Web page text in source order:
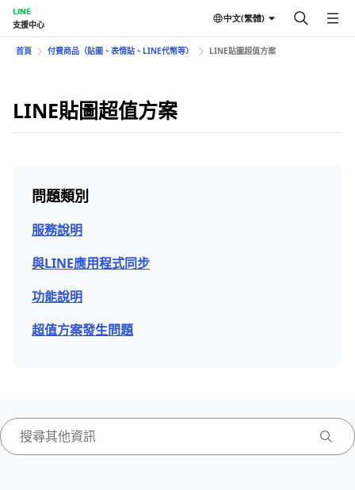
LINE
支援中心
中文(繁體)
首頁 付費商品（貼圖、表情貼、LINE代幣等） LINE貼圖超值方案
LINE貼圖超值方案
問題類別
服務說明
與LINE應用程式同步
功能說明
超值方案發生問題